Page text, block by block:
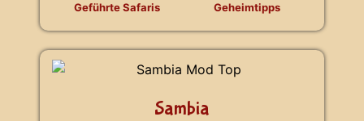
Geführte Safaris
Geheimtipps
Sambia